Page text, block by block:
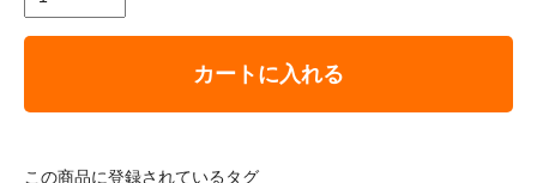
カートに入れる
この商品に登録されているタグ